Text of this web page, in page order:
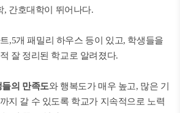
, 간호대학이 뛰어나다.
,5개 패밀리 하우스 등이 있고, 학생들을
잘 정리된 학교로 알려졌다.
들의 만족도와 행복도가 매우 높고, 많은 기
지 갈 수 있도록 학교가 지속적으로 노력